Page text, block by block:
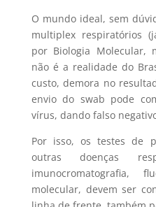
O mundo ideal, sem
multiplex respiratórios
por Biologia Molecular,
não é a realidade do
custo, demora no
envio do swab pode
vírus, dando falso
Por isso, os testes de
outras doenças
imunocromatografia,
molecular, devem ser